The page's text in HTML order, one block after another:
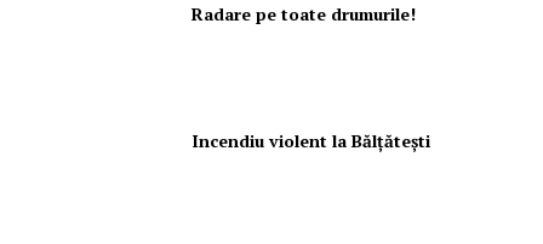
Radare pe toate drumurile!
Incendiu violent la Bălţăteşti